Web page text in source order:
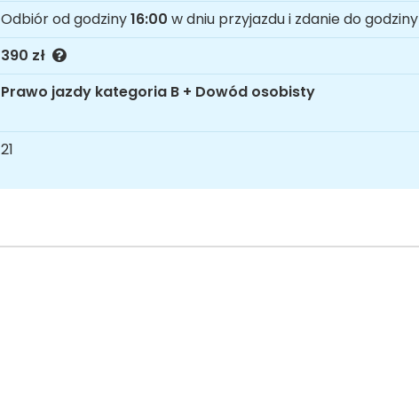
Odbiór od godziny16:00 w dniu przyjazdu i zdanie do godziny
390 zł
Prawo jazdy kategoria B + Dowód osobisty
21